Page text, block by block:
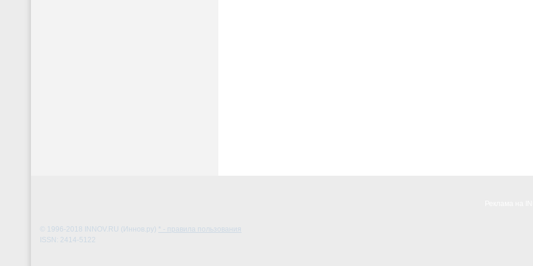
© 1996-2018 INNOV.RU (Иннов.ру) * - правила пользования
ISSN: 2414-5122